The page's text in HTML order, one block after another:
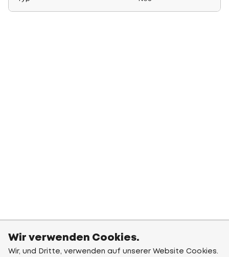
Wir verwenden Cookies.
Wir, und Dritte, verwenden auf unserer Website Cookies.